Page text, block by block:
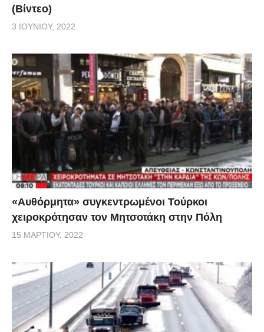
(Βίντεο)
3 ΙΟΥΝΊΟΥ, 2022
«Αυθόρμητα» συγκεντρωμένοι Τούρκοι
χειροκρότησαν τον Μητσοτάκη στην Πόλη
15 ΜΑΡΤΊΟΥ, 2022